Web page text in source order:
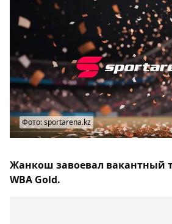
Фото: sportarena.kz
Жанкош завоевал вакантный
WBA Gold.